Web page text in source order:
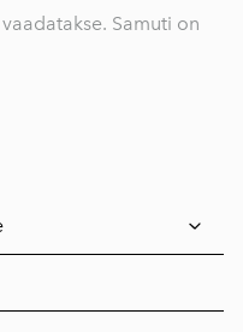
Samuti on